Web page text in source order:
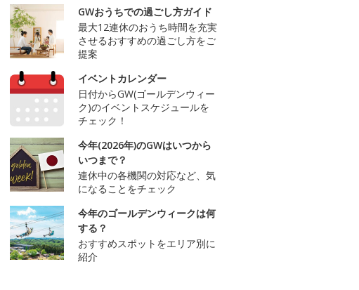
GWおうちでの過ごし方ガイド
最大12連休のおうち時間を充実
させるおすすめの過ごし方をご
提案
イベントカレンダー
日付からGW(ゴールデンウィー
ク)のイベントスケジュールを
チェック！
今年(2026年)のGWはいつから
いつまで？
連休中の各機関の対応など、気
になることをチェック
今年のゴールデンウィークは何
する？
おすすめスポットをエリア別に
紹介